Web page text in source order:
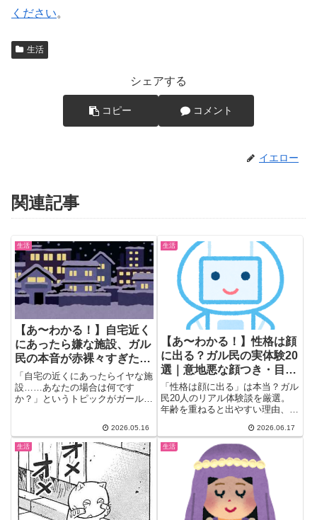
ください。
生活
シェアする
コピー コメント
イエロー
関連記事
生活
【あ〜わかる！】自宅近く
にあったら嫌な施設、ガル
民の本音が赤裸々すぎた｜
風俗・パチ屋・宗教施設
TOP3
「自宅の近くにあったらイヤな施
設……あなたの場合は何です
か？」というトピックがガールズ
2026.05.16
生活
【あ〜わかる！】性格は顔
に出る？ガル民の実体験20
選｜意地悪な顔つき・目つ
き・年齢で変わる理由
「性格は顔に出る」は本当？ガル
民20人のリアル体験談を厳選。
年齢を重ねると出やすい理由、意
への字口の特徴から「優しそうで
実は…」体験まで。顔より行動・
声に出るという本音も。
2026.06.17
生活 生活